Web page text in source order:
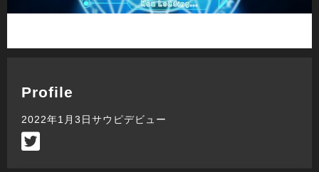
Profile
2022年1月3日サウピデビュー